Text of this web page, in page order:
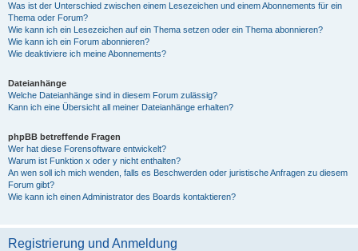
Was ist der Unterschied zwischen einem Lesezeichen und einem Abonnements für ein
Thema oder Forum?
Wie kann ich ein Lesezeichen auf ein Thema setzen oder ein Thema abonnieren?
Wie kann ich ein Forum abonnieren?
Wie deaktiviere ich meine Abonnements?
Dateianhänge
Welche Dateianhänge sind in diesem Forum zulässig?
Kann ich eine Übersicht all meiner Dateianhänge erhalten?
phpBB betreffende Fragen
Wer hat diese Forensoftware entwickelt?
Warum ist Funktion x oder y nicht enthalten?
An wen soll ich mich wenden, falls es Beschwerden oder juristische Anfragen zu diesem
Forum gibt?
Wie kann ich einen Administrator des Boards kontaktieren?
Registrierung und Anmeldung